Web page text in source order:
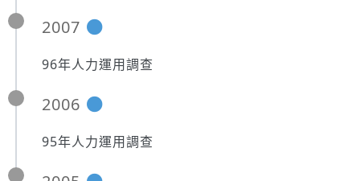
2007
96年人力運用調查
2006
95年人力運用調查